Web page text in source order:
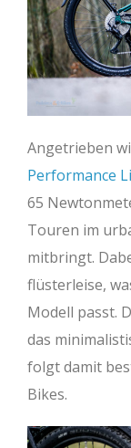
Angetrieben
Performance
65
Touren im
mitbringt.
flüsterleise,
Modell passt.
das
folgt damit
Bikes.